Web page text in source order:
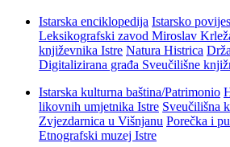
Istarska enciklopedija Istarsko
Leksikografski zavod Miroslav
književnika Istre Natura Histrica
Digitalizirana građa Sveučilišne
Istarska kulturna baština/Patrimonio
likovnih umjetnika Istre Sveučilišna
Zvjezdarnica u Višnjanu Porečka i
Etnografski muzej Istre